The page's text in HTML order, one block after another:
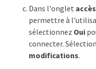
Dans l'onglet accès
permettre à
sélectionnez Oui
connecter.
modifications.